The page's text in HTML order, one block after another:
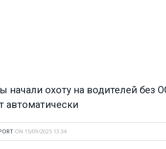
начали охоту на водителей без
автоматически
ON 15/09/2025 13:34